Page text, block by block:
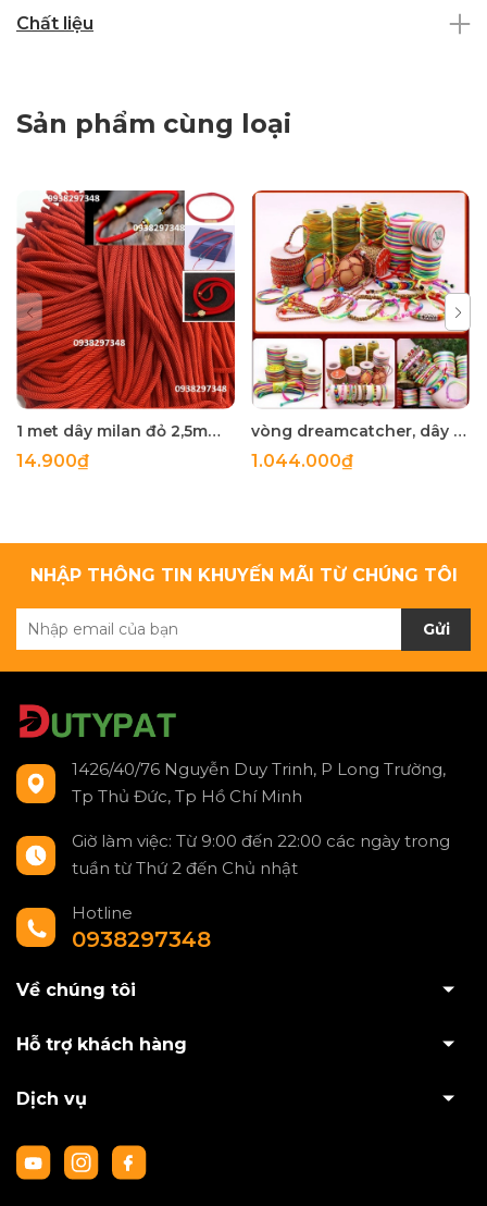
Chất liệu
Sản phẩm cùng loại
1 met dây milan đỏ 2,5mm cao cấp săn chắc dùng làm vòng tay vòng cổ phong thủy may măn, dây đan vòng
14.900₫
vòng dreamcatcher, dây dù, hạt đá...nguyên liệu làm handamde
1.044.000₫
NHẬP THÔNG TIN KHUYẾN MÃI TỪ CHÚNG TÔI
Gửi
1426/40/76 Nguyễn Duy Trinh, P Long Trường,
Tp Thủ Đức, Tp Hồ Chí Minh
Giờ làm việc: Từ 9:00 đến 22:00 các ngày trong
tuần từ Thứ 2 đến Chủ nhật
Hotline
0938297348
Về chúng tôi
Hỗ trợ khách hàng
Dịch vụ